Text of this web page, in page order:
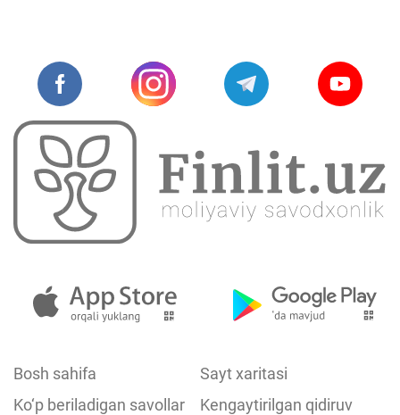
Bosh sahifa
Sayt xaritasi
Ko‘p beriladigan savollar
Kengaytirilgan qidiruv